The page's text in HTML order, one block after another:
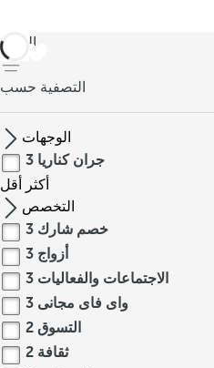
العودة
التصفية حسب
الوجهات
جران كناريا 3
أكثر
أقل
التخصص
خصم شارك 3
أزواج 3
الاجتماعات والفعاليات 3
واى فاى مجانى 3
التسوق 2
ثقافة 2